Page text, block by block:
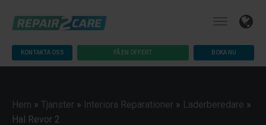
KONTAKTA OSS FÅ EN OFFERT BOKA NU
Hem » Tjanster » Interiora Reparationer » Laderberedare »
Hal Revor 2